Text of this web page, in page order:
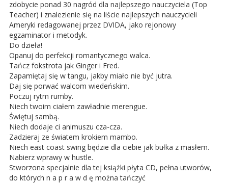
zdobycie ponad 30 nagród dla najlepszego nauczyciela (Top
Teacher) i znalezienie się na liście najlepszych nauczycieli
Ameryki redagowanej przez DVIDA, jako rejonowy
egzaminator i metodyk.
Do dzieła!
Opanuj do perfekcji romantycznego walca.
Tańcz fokstrota jak Ginger i Fred.
Zapamiętaj się w tangu, jakby miało nie być jutra.
Daj się porwać walcom wiedeńskim.
Poczuj rytm rumby.
Niech twoim ciałem zawładnie merengue.
Świętuj sambą.
Niech dodaje ci animuszu cza-cza.
Zadzieraj ze światem krokiem mambo.
Niech east coast swing będzie dla ciebie jak bułka z masłem.
Nabierz wprawy w hustle.
Stworzona specjalnie dla tej książki płyta CD, pełna utworów,
do których n a p r a w d ę można tańczyć